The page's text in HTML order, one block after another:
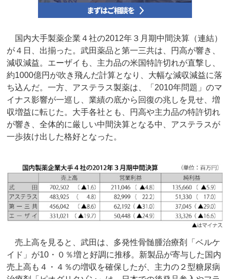
国内大手製薬企業４社の2012年３月期中間決算（連結）
が４日、出揃った。武田薬品と第一三共は、円高が響き、
減収減益。エーザイも、主力品の米国特許切れが直撃し、
約1000億円が吹き飛んだ計算となり、大幅な減収減益に落
ち込んだ。一方、アステラス製薬は、「2010年問題」のマ
イナス影響が一巡し、業績の底から回復の兆しを見せ、増
収増益に転じた。大手各社とも、円高や主力品の特許切れ
が響き、全体的に厳しい中間決算となる中、アステラスが
一歩抜け出した格好となった。
売上高を見ると、武田は、多発性骨髄腫治療剤「ベルケ
イド」が10・０％増と好調に推移。新製品が寄与した国内
売上高も４・４％の増収を確保したが、主力の２型糖尿病